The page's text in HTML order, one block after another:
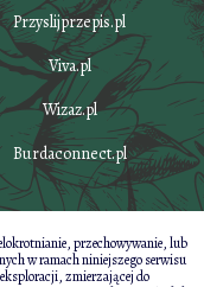
Przyslijprzepis.pl
Viva.pl
Wizaz.pl
Burdaconnect.pl
przechowywanie, lub
w ramach niniejszego serwisu
zmierzającej do